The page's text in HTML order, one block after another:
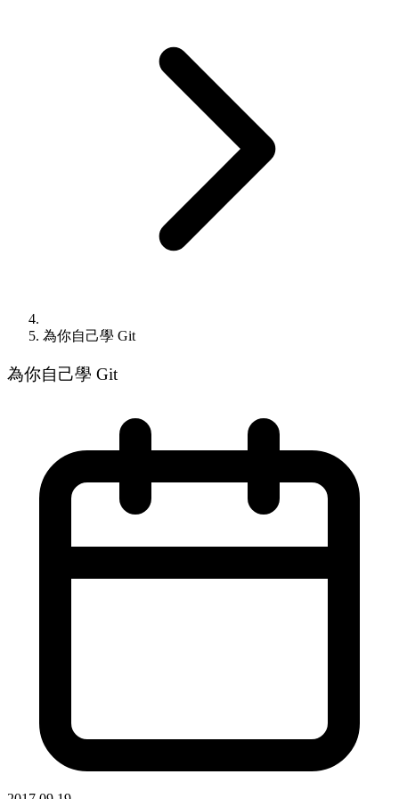
為你自己學 Git
為你自己學 Git